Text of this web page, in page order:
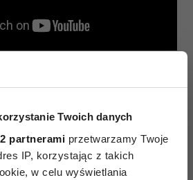
Twoich danych
partnerami przetwarzamy Twoje
IP, korzystając z takich
w celu wyświetlania
trafiły do Alicii
za „Most szpiegów”.